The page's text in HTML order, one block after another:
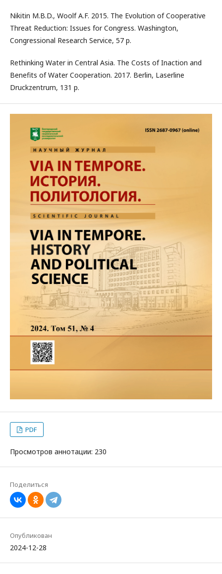
Nikitin M.B.D., Woolf A.F. 2015. The Evolution of Cooperative
Threat Reduction: Issues for Congress. Washington,
Congressional Research Service, 57 p.
Rethinking Water in Central Asia. The Costs of Inaction and
Benefits of Water Cooperation. 2017. Berlin, Laserline
Druckzentrum, 131 p.
PDF
Просмотров аннотации: 230
Поделиться
Опубликован
2024-12-28